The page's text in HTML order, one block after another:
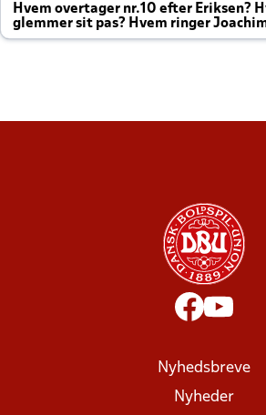
Hvem overtager nr.10 efter Eriksen?
glemmer sit pas? Hvem ringer
altid til efter kampe?
Nyhedsbreve
Nyheder